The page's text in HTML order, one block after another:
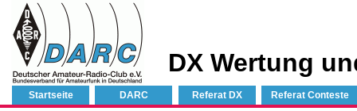
DX Wertung
Startseite DARC Referat DX Referat Conteste